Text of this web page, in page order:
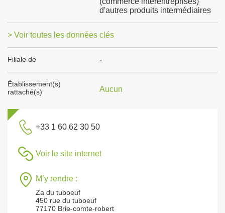
d'autres produits intermédiaires
> Voir toutes les données clés
Filiale de -
Établissement(s)
rattaché(s)
Aucun
+33 1 60 62 30 50
Voir le site internet
M’y rendre :
Za du tuboeuf
450 rue du tuboeuf
77170 Brie-comte-robert